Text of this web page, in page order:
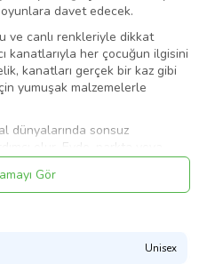
davet edecek.
ve canlı renkleriyle dikkat
kanatlarıyla her çocuğun ilgisini
kanatları gerçek bir kaz gibi
yumuşak malzemelerle
dünyalarında sonsuz
olur. Evde, parkta veya
yanında olacak ve
ürünleriyle üretilen Uçan Kaz
Uçan Kaz Morton'u tercih
yaratın!
Gör
Unisex